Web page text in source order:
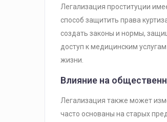
Легализация проституции
способ защитить права
создать законы и нормы,
доступ к медицинским
жизни.
Влияние на
Легализация также может
часто основаны на старых